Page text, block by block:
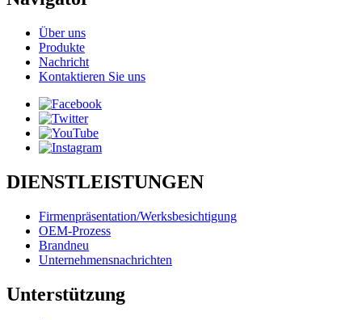
Über uns
Produkte
Nachricht
Kontaktieren Sie uns
DIENSTLEISTUNGEN
Firmenpräsentation/Werksbesichtigung
OEM-Prozess
Brandneu
Unternehmensnachrichten
Unterstützung